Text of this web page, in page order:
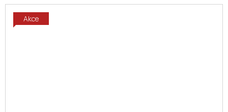
Akce